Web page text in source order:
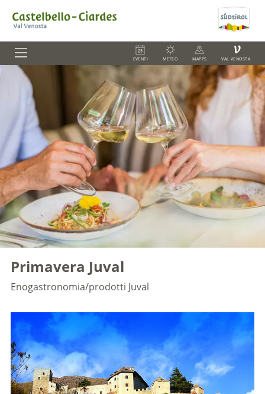
EVENTI METEO MAPPS
V
VAL VENOSTA
Primavera Juval
Enogastronomia/prodotti Juval